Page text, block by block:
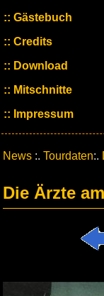
Gästebuch
Credits
Download
Mitschnitte
Impressum
News :. Tourdaten:.
Die Ärzte